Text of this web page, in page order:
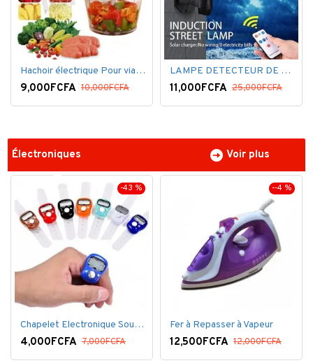
Hachoir électrique Pour viandes et légumes -Rouge
9,000FCFA 10,000FCFA
LAMPE DETECTEUR DE MOUVEMENT SOLAR SENSOR LIGHT
11,000FCFA 25,000FCFA
Électroniques Voir plus
-43 %
Chapelet Electronique Sous Forme De Bague Tasbih
4,000FCFA 7,000FCFA
--4 %
Fer à Repasser à Vapeur
12,500FCFA 12,000FCFA